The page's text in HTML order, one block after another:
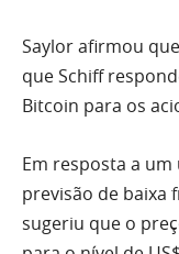
Saylor afirmou
que Schiff
Bitcoin para os
Em resposta a
previsão de baixa
sugeriu que o